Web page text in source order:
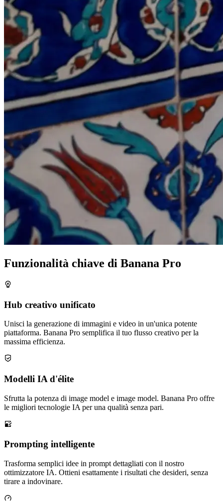
Funzionalità chiave di Banana Pro
Hub creativo unificato
Unisci la generazione di immagini e video in un'unica potente
piattaforma. Banana Pro semplifica il tuo flusso creativo per la
massima efficienza.
Modelli IA d'élite
Sfrutta la potenza di image model e image model. Banana Pro offre
le migliori tecnologie IA per una qualità senza pari.
Prompting intelligente
Trasforma semplici idee in prompt dettagliati con il nostro
ottimizzatore IA. Ottieni esattamente i risultati che desideri, senza
tirare a indovinare.